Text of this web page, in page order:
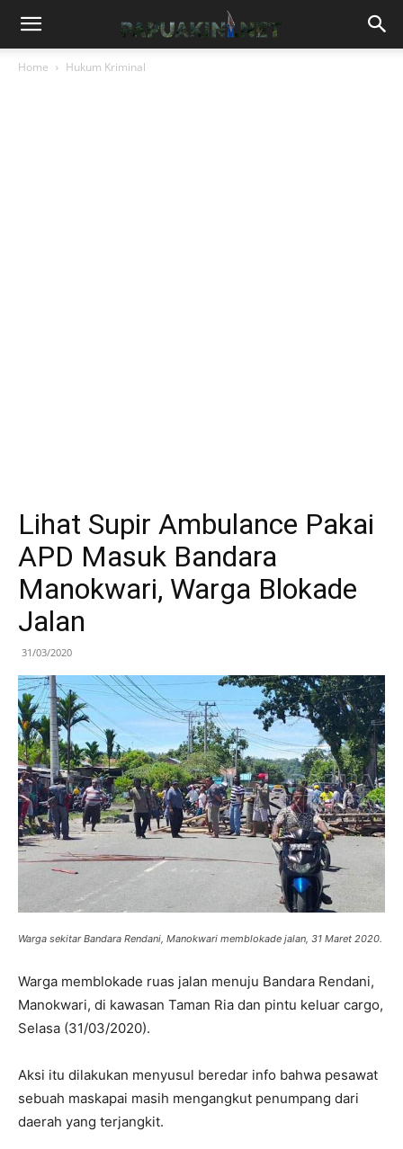
Home Hukum Kriminal
Lihat Supir Ambulance Pakai
APD Masuk Bandara
Manokwari, Warga Blokade
Jalan
31/03/2020
Warga sekitar Bandara Rendani, Manokwari memblokade jalan, 31 Maret 2020.
Warga memblokade ruas jalan menuju Bandara Rendani,
Manokwari, di kawasan Taman Ria dan pintu keluar cargo,
Selasa (31/03/2020).
Aksi itu dilakukan menyusul beredar info bahwa pesawat
sebuah maskapai masih mengangkut penumpang dari
daerah yang terjangkit.